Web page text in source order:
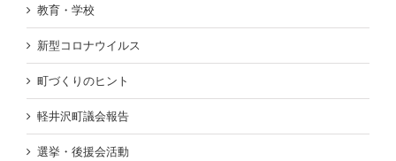
教育・学校
新型コロナウイルス
町づくりのヒント
軽井沢町議会報告
選挙・後援会活動